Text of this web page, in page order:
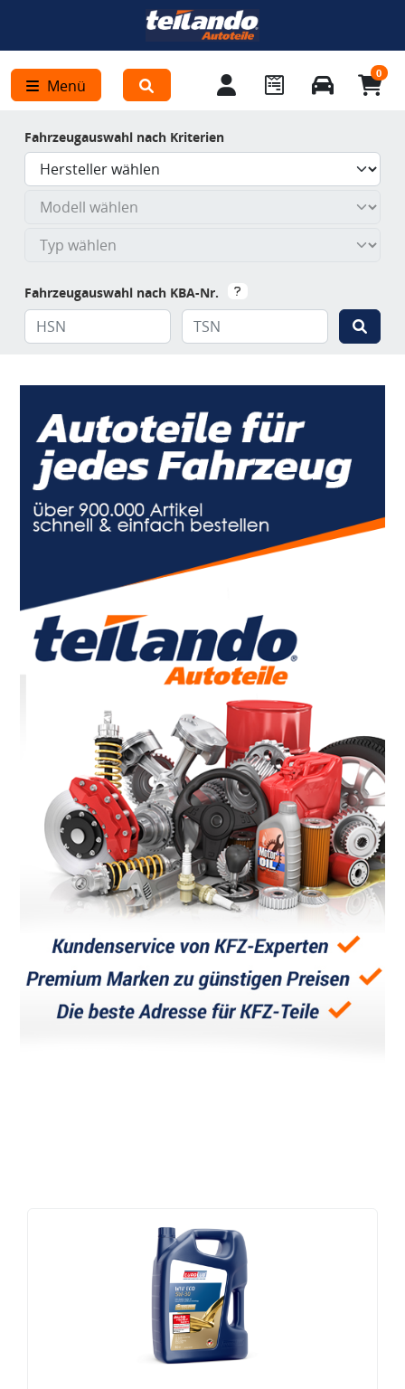
Menü
0
Fahrzeugauswahl nach Kriterien
Fahrzeugauswahl nach KBA-Nr.